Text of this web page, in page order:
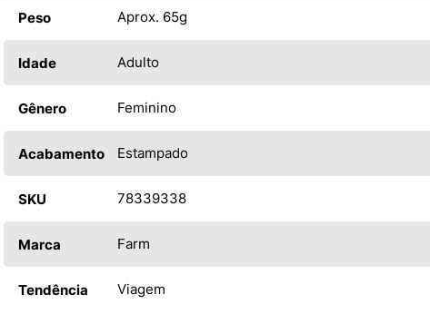
Peso Aprox. 65g
Idade Adulto
Gênero Feminino
Acabamento Estampado
SKU 78339338
Marca Farm
Tendência Viagem